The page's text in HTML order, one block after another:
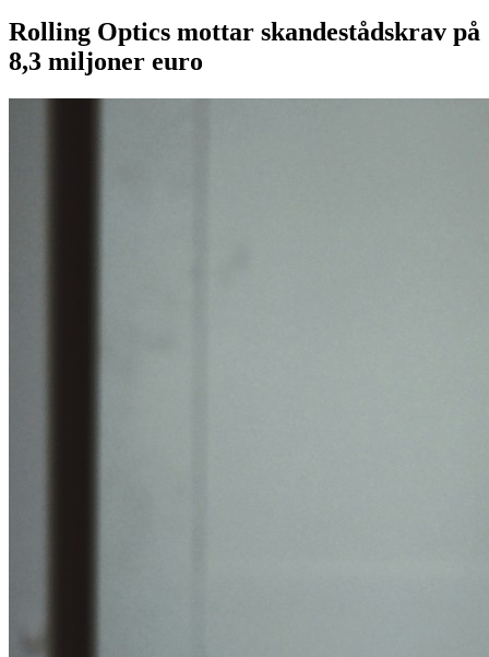
Rolling Optics mottar skandestådskrav på
8,3 miljoner euro